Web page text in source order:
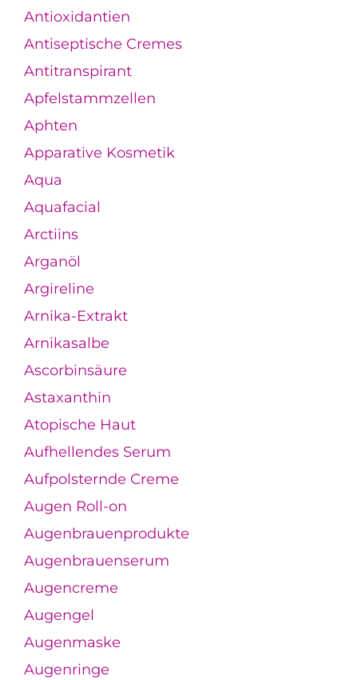
Antioxidantien
Antiseptische Cremes
Antitranspirant
Apfelstammzellen
Aphten
Apparative Kosmetik
Aqua
Aquafacial
Arctiins
Arganöl
Argireline
Arnika-Extrakt
Arnikasalbe
Ascorbinsäure
Astaxanthin
Atopische Haut
Aufhellendes Serum
Aufpolsternde Creme
Augen Roll-on
Augenbrauenprodukte
Augenbrauenserum
Augencreme
Augengel
Augenmaske
Augenringe